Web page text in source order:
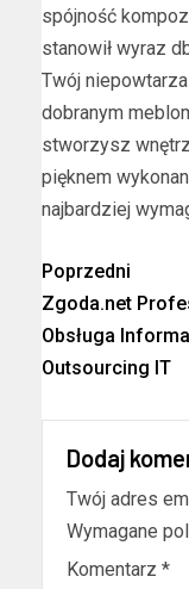
spójność
stanowił wyraz
Twój
dobranym
stworzysz
pięknem
najbardziej
Poprzedni
Zgoda.net
Obsługa
Outsourcing IT
Dodaj
Twój adres
Wymagane
Komentarz *